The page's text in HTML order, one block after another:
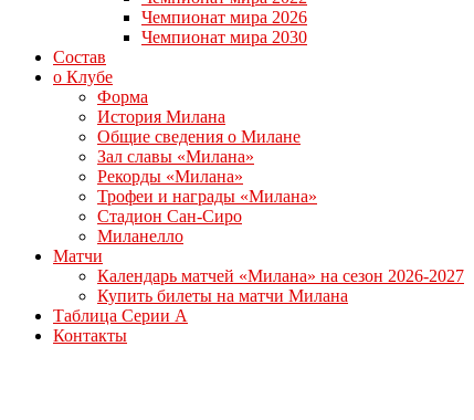
Чемпионат мира 2026
Чемпионат мира 2030
Состав
о Клубе
Форма
История Милана
Общие сведения о Милане
Зал славы «Милана»
Рекорды «Милана»
Трофеи и награды «Милана»
Стадион Сан-Сиро
Миланелло
Матчи
Календарь матчей «Милана» на сезон 2026-2027
Купить билеты на матчи Милана
Таблица Серии А
Контакты